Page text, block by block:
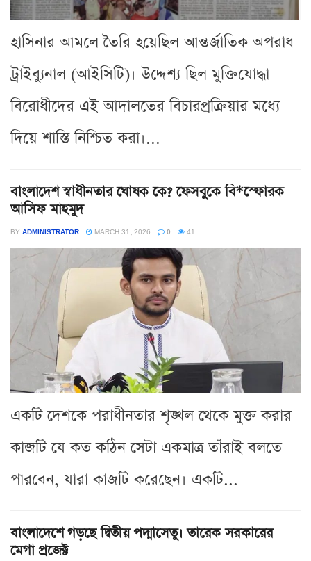
হাসিনার আমলে তৈরি হয়েছিল আন্তর্জাতিক অপরাধ
ট্রাইব্যুনাল (আইসিটি)। উদ্দেশ্য ছিল মুক্তিযোদ্ধা
বিরোধীদের এই আদালতের বিচারপ্রক্রিয়ার মধ্যে
দিয়ে শাস্তি নিশ্চিত করা।...
বাংলাদেশ স্বাধীনতার ঘোষক কে? ফেসবুকে বি*স্ফোরক
আসিফ মাহমুদ
BY ADMINISTRATOR MARCH 31, 2026 0 41
একটি দেশকে পরাধীনতার শৃঙ্খল থেকে মুক্ত করার
কাজটি যে কত কঠিন সেটা একমাত্র তাঁরাই বলতে
পারবেন, যারা কাজটি করেছেন। একটি...
বাংলাদেশে গড়ছে দ্বিতীয় পদ্মাসেতু। তারেক সরকারের
মেগা প্রজেক্ট